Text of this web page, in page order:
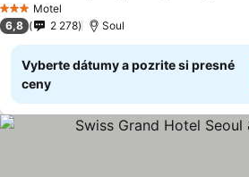
3 Počet hviezdičiek
Motel
6,8 2 278 Soul
Vyberte dátumy a pozrite si presné
ceny